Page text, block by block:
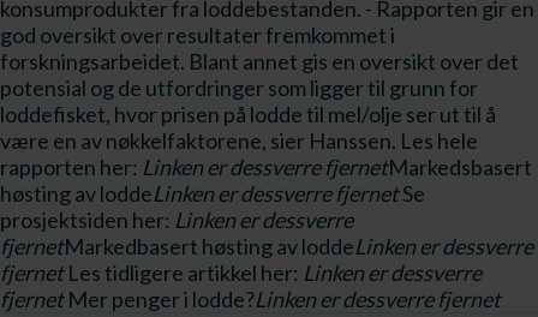
konsumprodukter fra loddebestanden. - Rapporten gir en
god oversikt over resultater fremkommet i
forskningsarbeidet. Blant annet gis en oversikt over det
potensial og de utfordringer som ligger til grunn for
loddefisket, hvor prisen på lodde til mel/olje ser ut til å
være en av nøkkelfaktorene, sier Hanssen. Les hele
rapporten her: Linken er dessverre fjernetMarkedsbasert
høsting av loddeLinken er dessverre fjernetSe
prosjektsiden her: Linken er dessverre
fjernetMarkedbasert høsting av loddeLinken er dessverre
fjernetLes tidligere artikkel her: Linken er dessverre
fjernetMer penger i lodde?Linken er dessverre fjernet